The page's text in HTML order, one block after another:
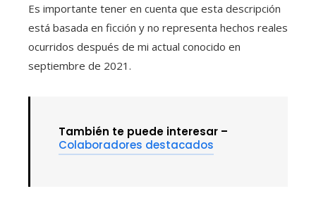
Es importante tener en cuenta que esta descripción
está basada en ficción y no representa hechos reales
ocurridos después de mi actual conocido en
septiembre de 2021.
También te puede interesar –
Colaboradores destacados